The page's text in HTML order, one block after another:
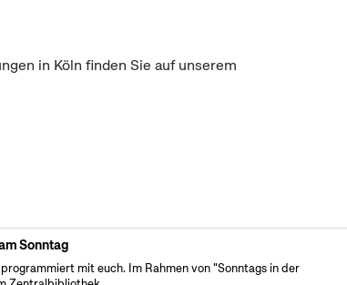
in Köln finden Sie auf unserem
Sonntag
mit euch. Im Rahmen von "Sonntags in der